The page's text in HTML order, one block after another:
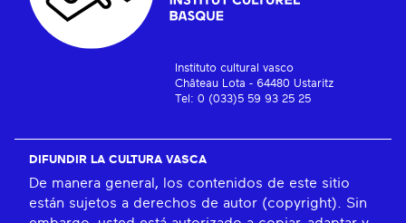
Instituto cultural vasco
Château Lota - 64480 Ustaritz
Tel: 0 (033)5 59 93 25 25
DIFUNDIR LA CULTURA VASCA
De manera general, los contenidos de este sitio
están sujetos a derechos de autor (copyright). Sin